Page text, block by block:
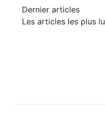
Dernier articles
Les articles les plus lu